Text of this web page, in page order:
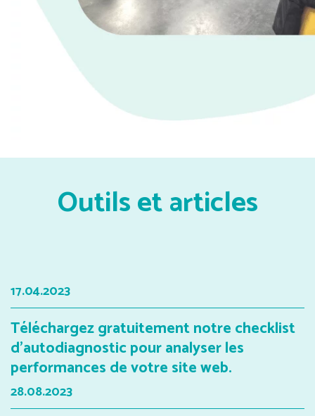
Outils et articles
17.04.2023
Téléchargez gratuitement notre checklist
d’autodiagnostic pour analyser les
performances de votre site web.
28.08.2023